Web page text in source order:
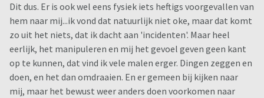
Dit dus. Er is ook wel eens fysiek iets heftigs voorgevallen van
hem naar mij...ik vond dat natuurlijk niet oke, maar dat komt
zo uit het niets, dat ik dacht aan 'incidenten'. Maar heel
eerlijk, het manipuleren en mij het gevoel geven geen kant
op te kunnen, dat vind ik vele malen erger. Dingen zeggen en
doen, en het dan omdraaien. En er gemeen bij kijken naar
mij, maar het bewust weer anders doen voorkomen naar